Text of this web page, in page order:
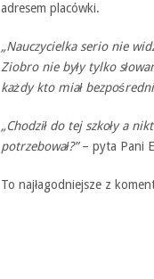
adresem placówki.
„Nauczycielka serio nie
Ziobro nie były tylko
każdy kto miał
„Chodził do tej szkoły a
potrzebował?”– pyta Pani
To najłagodniejsze z